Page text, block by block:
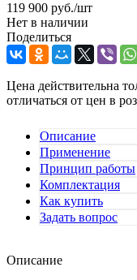
119 900 руб./шт
Нет в наличии
Поделиться
Цена действительна
отличаться от цен в
Описание
Применение
Принцип работы
Комплектация
Как купить
Задать вопрос
Описание